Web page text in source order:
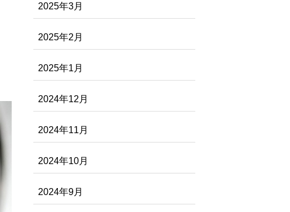
2025年3月
2025年2月
2025年1月
2024年12月
2024年11月
2024年10月
2024年9月